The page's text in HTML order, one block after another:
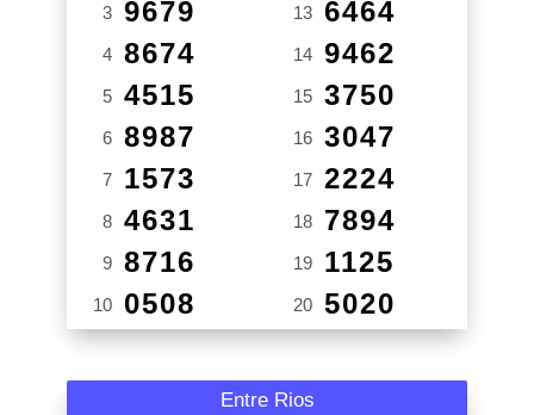
3 9679
4 8674
5 4515
6 8987
7 1573
8 4631
9 8716
10 0508
13 6464
14 9462
15 3750
16 3047
17 2224
18 7894
19 1125
20 5020
Entre Rios